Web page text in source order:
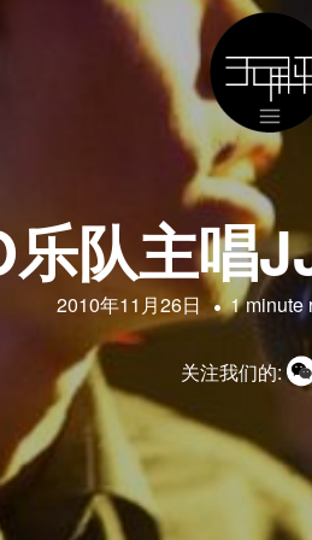
队主唱
2010年11月26日 1 minute
关注我们的: